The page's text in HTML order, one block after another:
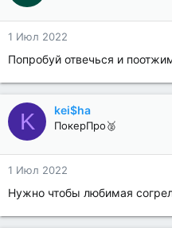
1 Июл 2022
Попробуй отвечься и
K kei$ha
ПокерПро🥈
1 Июл 2022
Нужно чтобы любимая